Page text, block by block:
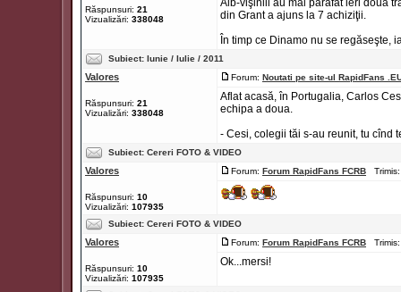
Răspunsuri: 21
Vizualizări: 338048
Alb-vişiniii au mai parafat ieri două
din Grant a ajuns la 7 achiziţii.
În timp ce Dinamo nu se regăseşte,
Subiect: Iunie / Iulie / 2011
Valores
Răspunsuri: 21
Vizualizări: 338048
Forum: Noutati pe site-ul RapidFans
Aflat acasă, în Portugalia, Carlos
echipa a doua.
- Cesi, colegii tăi s-au reunit, tu cînd
Subiect: Cereri FOTO & VIDEO
Valores
Răspunsuri: 10
Vizualizări: 107935
Forum: Forum RapidFans FCRB
Subiect: Cereri FOTO & VIDEO
Valores
Răspunsuri: 10
Vizualizări: 107935
Forum: Forum RapidFans FCRB
Ok...mersi!